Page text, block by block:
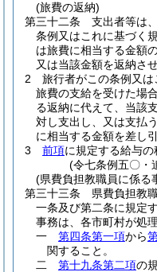
(旅費の返納)
第三十二条
支出者等は
条例又はこれに基づく
は旅費に相当する金額
又は当該金額を返納さ
2
旅行者がこの条例又
旅費の支給を受けた場
る返納に代えて、当該
対し支出し、又は支払
に相当する金額を差し
3
前項に規定する給与の
(令七条例五〇・
(県費負担教職員に係る
第三十三条
県費負担教
一条及び第二条に規定
事務は、各市町村が処
一
第四条第一項から
関すること。
二
第十九条第二項の